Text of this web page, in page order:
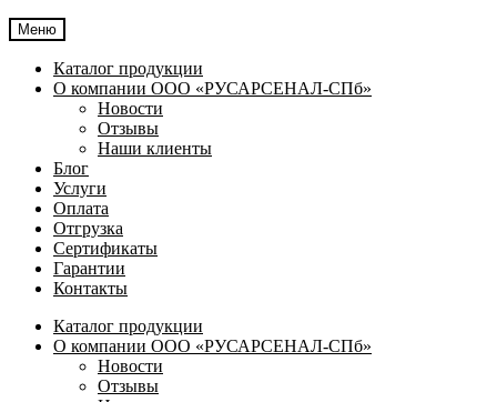
Меню
Каталог продукции
О компании ООО «РУСАРСЕНАЛ-СПб»
Новости
Отзывы
Наши клиенты
Блог
Услуги
Оплата
Отгрузка
Сертификаты
Гарантии
Контакты
Каталог продукции
О компании ООО «РУСАРСЕНАЛ-СПб»
Новости
Отзывы